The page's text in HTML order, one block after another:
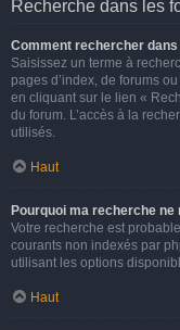
Recherche dans les
Comment rechercher
Saisissez un terme à
pages d’index, de forums
en cliquant sur le lien «
du forum. L’accès à la
utilisés.
Haut
Pourquoi ma recherche
Votre recherche est
courants non indexés par
utilisant les options
Haut